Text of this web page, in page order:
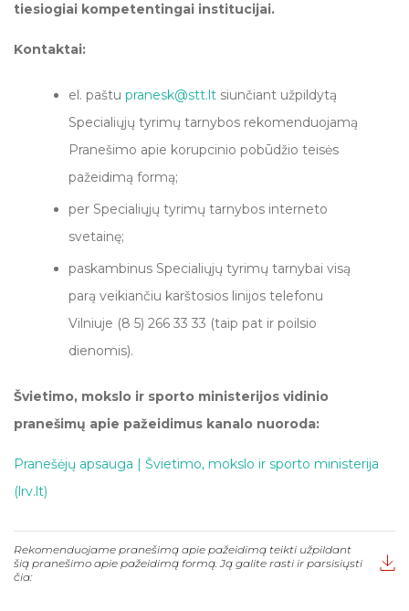
tiesiogiai kompetentingai institucijai.
Kontaktai:
el. paštu pranesk@stt.lt siunčiant užpildytą
Specialiųjų tyrimų tarnybos rekomenduojamą
Pranešimo apie korupcinio pobūdžio teisės
pažeidimą formą;
per Specialiųjų tyrimų tarnybos interneto
svetainę;
paskambinus Specialiųjų tyrimų tarnybai visą
parą veikiančiu karštosios linijos telefonu
Vilniuje (8 5) 266 33 33 (taip pat ir poilsio
dienomis).
Švietimo, mokslo ir sporto ministerijos vidinio
pranešimų apie pažeidimus kanalo nuoroda:
Pranešėjų apsauga | Švietimo, mokslo ir sporto ministerija
(lrv.lt)
Rekomenduojame pranešimą apie pažeidimą teikti užpildant
šią pranešimo apie pažeidimą formą. Ją galite rasti ir parsisiųsti
čia: